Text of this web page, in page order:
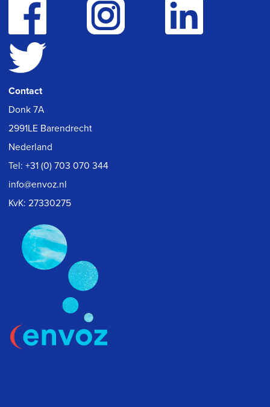
Contact
Donk 7A
2991LE Barendrecht
Nederland
Tel:+31 (0) 703 070 344
info@envoz.nl
KvK: 27330275